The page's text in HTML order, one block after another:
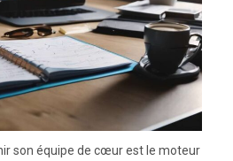
son équipe de cœur est le moteur